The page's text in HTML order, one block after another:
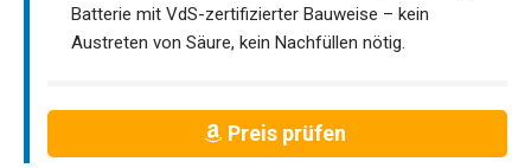
Batterie mit VdS-zertifizierter Bauweise – kein
Austreten von Säure, kein Nachfüllen nötig.
Preis prüfen